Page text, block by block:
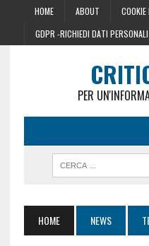
HOME ABOUT
GDPR -RICHIEDI DATI PERSONALI
PER
HOME NEWS